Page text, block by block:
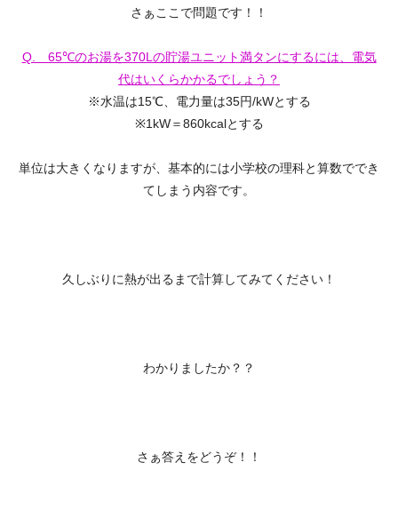
さぁここで問題です！！
Q. 65℃のお湯を370Lの貯湯ユニット満タンにするには、電気
代はいくらかかるでしょう？
※水温は15℃、電力量は35円/kWとする
※1kW＝860kcalとする
単位は大きくなりますが、基本的には小学校の理科と算数ででき
てしまう内容です。
久しぶりに熱が出るまで計算してみてください！
わかりましたか？？
さぁ答えをどうぞ！！